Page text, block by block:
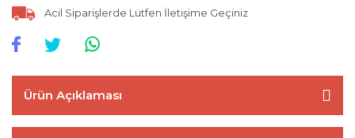
Acil Siparişlerde Lütfen İletişime Geçiniz
Ürün Açıklaması